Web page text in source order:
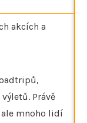
akcích a
Právě
mnoho lidí